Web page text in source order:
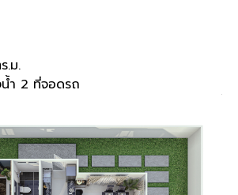
.ม.
ำ 2 ที่จอดรถ